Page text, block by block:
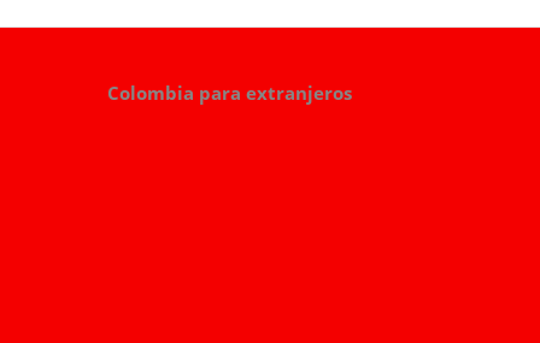
Colombia para extranjeros